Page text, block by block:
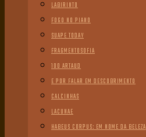
LABIRINTO
FOGO NO PIANO
SUAPE TODAY
FRAGMENTOSOFIA
100 ARTAUD
E POR FALAR EM DESCOBRIMENTO
CALCINHAS
LACUNAE
HABEUS CORPUS: EM NOME DA BELEZA